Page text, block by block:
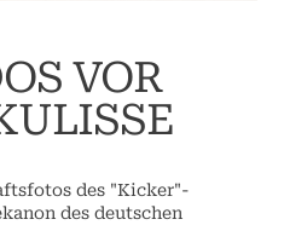
VOR
des "Kicker"-
des deutschen